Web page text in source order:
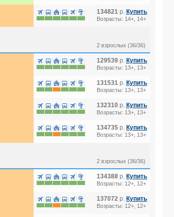
134821 р. Купить
Возрасты: 14+, 14+
2 взрослых (36/36)
129539 р. Купить
Возрасты: 13+, 13+
131531 р. Купить
Возрасты: 13+, 13+
132310 р. Купить
Возрасты: 13+, 13+
134735 р. Купить
Возрасты: 13+, 13+
2 взрослых (36/36)
134388 р. Купить
Возрасты: 12+, 12+
137072 р. Купить
Возрасты: 12+, 12+